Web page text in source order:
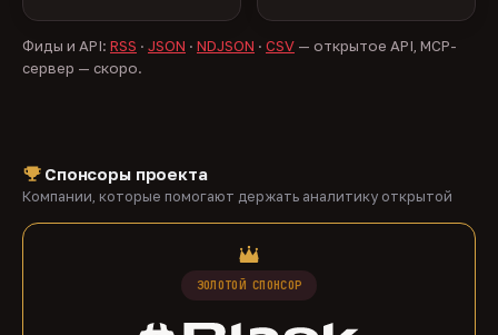
Фиды и API: RSS · JSON · NDJSON · CSV — открытое API, MCP-
сервер — скоро.
Спонсоры проекта
Компании, которые помогают держать аналитику открытой
ЗОЛОТОЙ СПОНСОР